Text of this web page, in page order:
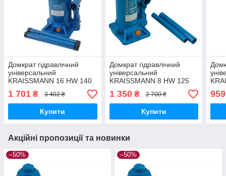
Домкрат гідравлічний
універсальний
KRAISSMANN 16 HW 140
Професійний пляшковий
домкрат 16т
1 701 ₴ 3 402 ₴
Купити
Домкрат гідравлічний
універсальний
KRAISSMANN 8 HW 125
Професійний пляшковий
домкрат 8т
1 350₴ 2 700 ₴
Купити
959
Акційні пропозиції та новинки
–50% –50%